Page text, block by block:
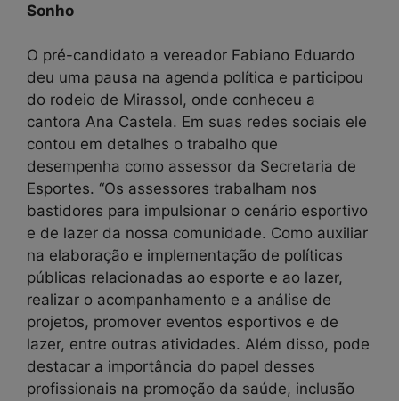
Sonho
O pré-candidato a vereador Fabiano Eduardo
deu uma pausa na agenda política e participou
do rodeio de Mirassol, onde conheceu a
cantora Ana Castela. Em suas redes sociais ele
contou em detalhes o trabalho que
desempenha como assessor da Secretaria de
Esportes. “Os assessores trabalham nos
bastidores para impulsionar o cenário esportivo
e de lazer da nossa comunidade. Como auxiliar
na elaboração e implementação de políticas
públicas relacionadas ao esporte e ao lazer,
realizar o acompanhamento e a análise de
projetos, promover eventos esportivos e de
lazer, entre outras atividades. Além disso, pode
destacar a importância do papel desses
profissionais na promoção da saúde, inclusão